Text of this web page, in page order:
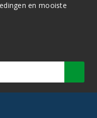
en mooiste